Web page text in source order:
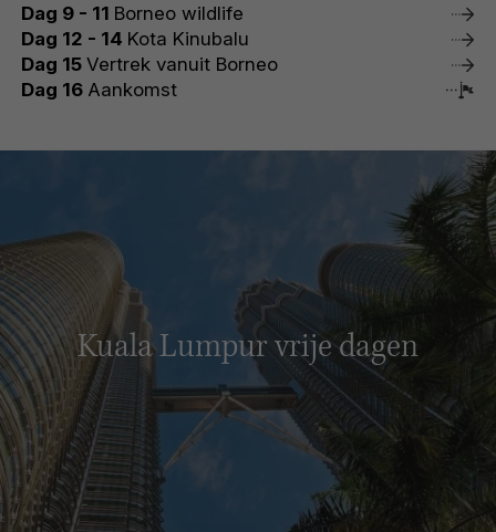
Dag 9 - 11 Borneo wildlife
Dag 12 - 14 Kota Kinubalu
Dag 15 Vertrek vanuit Borneo
Dag 16 Aankomst
Kuala Lumpur vrije dagen